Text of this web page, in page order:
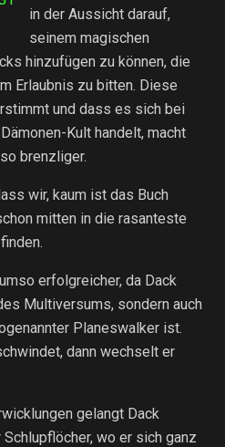
in der Aussicht darauf,
seinem magischen
hinzufügen zu können, die
Erlaubnis zu bitten. Diese
und dass es sich bei
Kult handelt, macht
brenzliger.
wir, kaum ist das Buch
mitten in die rasanteste
erfolgreicher, da Dack
Multiversums, sondern auch
Planeswalker ist.
dann wechselt er
gelangt Dack
wo er sich ganz